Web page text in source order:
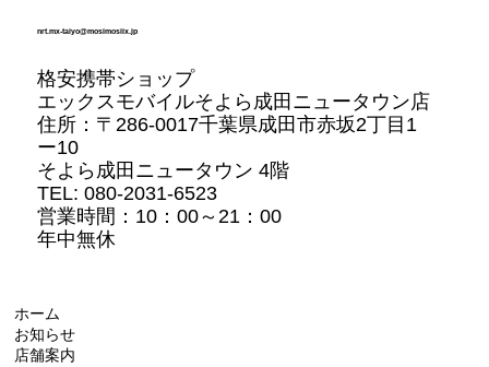
nrt.mx-taiyo@mosimosiix.jp
格安携帯ショップ
エックスモバイルそよら成田ニュータウン店
住所： 〒286-0017千葉県成田市赤坂2丁目1
ー10
そよら成田ニュータウン 4階
TEL: 080-2031-6523
営業時間：10：00～21：00
年中無休
ホーム
お知らせ
店舗案内